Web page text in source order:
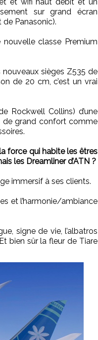
sur grand écran
Panasonic).
classe Premium
sièges Z535 de
de 20 cm, c’est un vrai
Rockwell Collins) d’une
de grand confort comme
force qui habite les êtres
les Dreamliner d’ATN ?
immersif à ses clients.
et l’harmonie/ambiance
signe de vie, l’albatros
bien sûr la fleur de Tiare